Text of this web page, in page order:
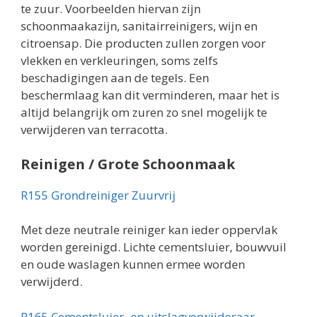
te zuur. Voorbeelden hiervan zijn
schoonmaakazijn, sanitairreinigers, wijn en
citroensap. Die producten zullen zorgen voor
vlekken en verkleuringen, soms zelfs
beschadigingen aan de tegels. Een
beschermlaag kan dit verminderen, maar het is
altijd belangrijk om zuren zo snel mogelijk te
verwijderen van terracotta.
Reinigen / Grote Schoonmaak
R155 Grondreiniger Zuurvrij
Met deze neutrale reiniger kan ieder oppervlak
worden gereinigd. Lichte cementsluier, bouwvuil
en oude waslagen kunnen ermee worden
verwijderd.